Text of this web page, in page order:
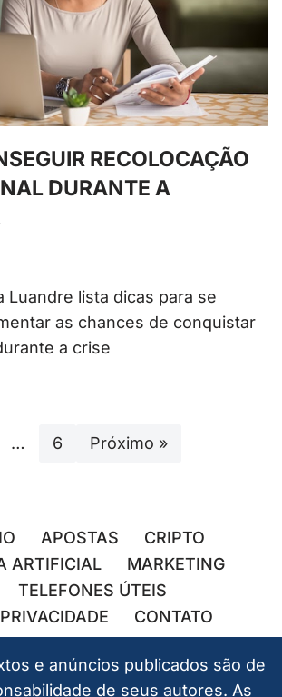
RECOLOCAÇÃO
DURANTE A
Luandre lista dicas para se
as chances de conquistar
a crise
… 6 Próximo »
APOSTAS
CRIPTO
ARTIFICIAL
MARKETING
TELEFONES ÚTEIS
CONTATO
e anúncios publicados são de
de seus autores. As